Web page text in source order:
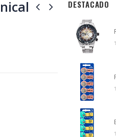
DESTACADO